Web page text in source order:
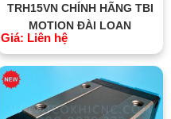
TRH15VN CHÍNH HÃNG TBI
MOTION ĐÀI LOAN
Giá: Liên hệ